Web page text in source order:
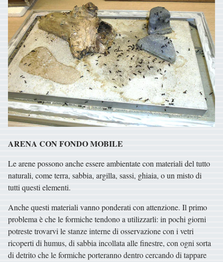
ARENA CON FONDO MOBILE
Le arene possono anche essere ambientate con materiali del tutto
naturali, come terra, sabbia, argilla, sassi, ghiaia, o un misto di
tutti questi elementi.
Anche questi materiali vanno ponderati con attenzione. Il primo
problema è che le formiche tendono a utilizzarli: in pochi giorni
potreste trovarvi le stanze interne di osservazione con i vetri
ricoperti di humus, di sabbia incollata alle finestre, con ogni sorta
di detrito che le formiche porteranno dentro cercando di tappare